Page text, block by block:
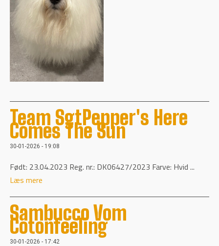
Team SgtPepper's Here
Comes The Sun
30-01-2026 - 19:08
Født: 23.04.2023 Reg. nr.: DK06427/2023 Farve: Hvid ...
Læs mere
Sambucco Vom
Cotonfeeling
30-01-2026 - 17:42